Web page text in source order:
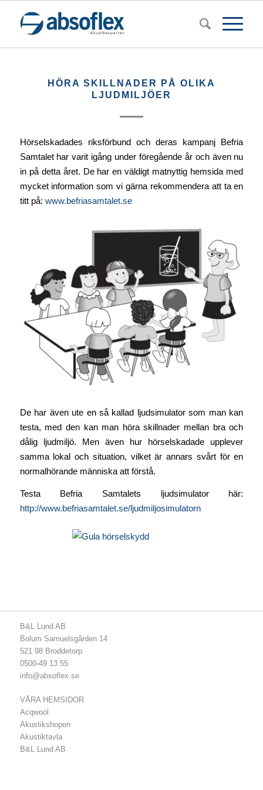
HÖRA SKILLNADER PÅ OLIKA
LJUDMILJÖER
Hörselskadades riksförbund och deras kampanj Befria
Samtalet har varit igång under föregående år och även nu
in på detta året. De har en väldigt matnyttig hemsida med
mycket information som vi gärna rekommendera att ta en
titt på: www.befriasamtalet.se
De har även ute en så kallad ljudsimulator som man kan
testa, med den kan man höra skillnader mellan bra och
dålig ljudmiljö. Men även hur hörselskadade upplever
samma lokal och situation, vilket är annars svårt för en
normalhörande människa att förstå.
Testa Befria Samtalets ljudsimulator här:
http://www.befriasamtalet.se/ljudmiljosimulatorn
B&L Lund AB
Bolum Samuelsgården 14
521 98 Broddetorp
0500-49 13 55
info@absoflex.se
VÅRA HEMSIDOR
Acqwool
Akustikshopen
Akustiktavla
B&L Lund AB